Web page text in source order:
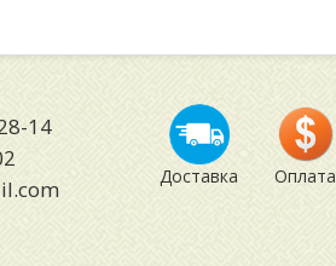
14
Доставка Оплата